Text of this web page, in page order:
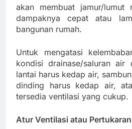
akan membuat jamur/lumut
dampaknya cepat atau
bangunan rumah.
Untuk mengatasi
kondisi drainase/saluran air
lantai harus kedap air,
dinding harus kedap air,
tersedia ventilasi yang cukup.
Atur Ventilasi atau